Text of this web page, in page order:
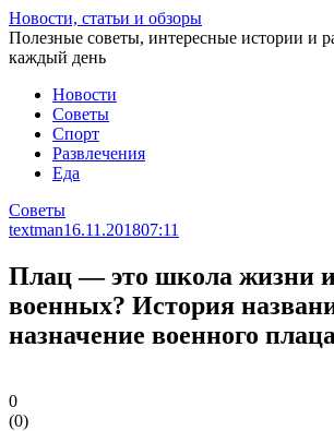
Перейти
к
статье
Новости, статьи и обзоры
Полезные советы, интересные истории и
каждый день
Новости
Советы
Спорт
Развлечения
Еда
Советы
textman16.11.201807:11
Плац — это школа жизни
военных? История
назначение военного плаца
0
(0)